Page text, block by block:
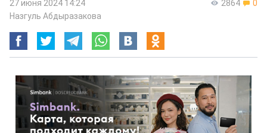
2864 0
27 июня 2024 14:24
Назгуль Абдыразакова